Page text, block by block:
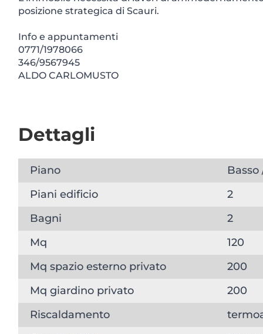
posizione strategica di Scauri.
Info e appuntamenti
0771/1978066
346/9567945
ALDO CARLOMUSTO
Dettagli
Piano
Piani edificio
2
Bagni
2
Mq
120
Mq spazio esterno privato
200
Mq giardino privato
200
Riscaldamento